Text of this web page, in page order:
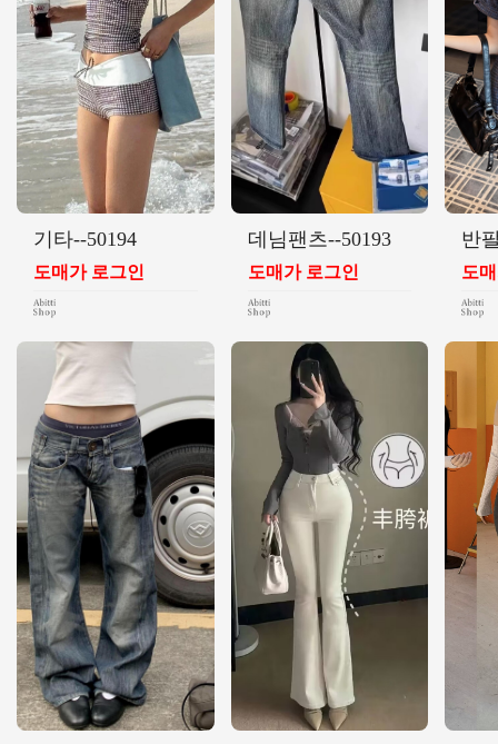
기타--50194
도매가 로그인
데님팬츠--50193
도매가 로그인
반
도